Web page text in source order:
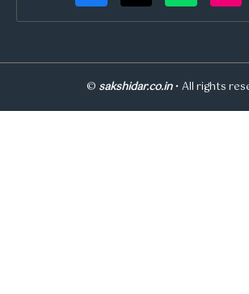
© sakshidar.co.in• All rights